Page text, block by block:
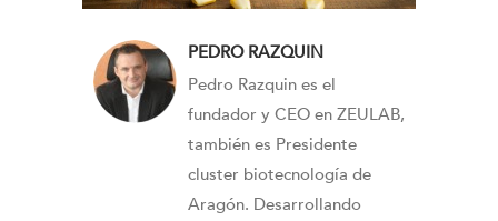
PEDRO RAZQUIN
Pedro Razquin es el
fundador y CEO en ZEULAB,
también es Presidente
cluster biotecnología de
Aragón. Desarrollando